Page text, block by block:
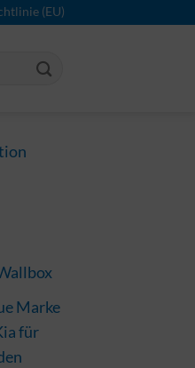
(EU)
Marke
für